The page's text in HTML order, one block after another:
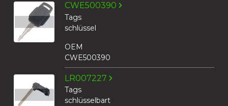
CWE500390
Tags
schlüssel
OEM
CWE500390
LR007227
Tags
schlüsselbart